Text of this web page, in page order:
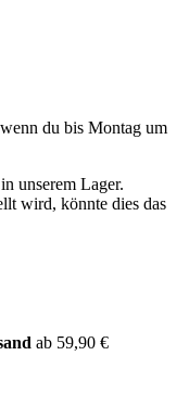
du bis Montag um
unserem Lager.
wird, könnte dies das
ab 59,90 €